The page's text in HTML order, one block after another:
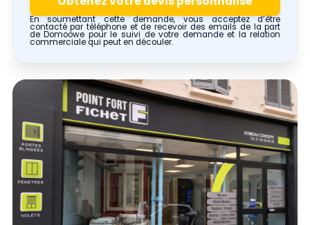
En soumettant cette demande, vous acceptez d’être
contacté par téléphone et de recevoir des emails de la part
de Domoowe pour le suivi de votre demande et la relation
commerciale qui peut en découler.